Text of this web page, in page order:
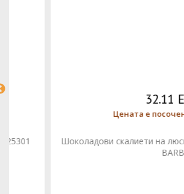
32.11 EUR
Цената е посочена за 1
Шоколадови скалиети на люспи